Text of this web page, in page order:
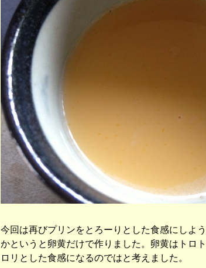
今回は再びプリンをとろーりとした食感にしよ
かというと卵黄だけで作りました。卵黄はトロ
ロリとした食感になるのではと考えました。